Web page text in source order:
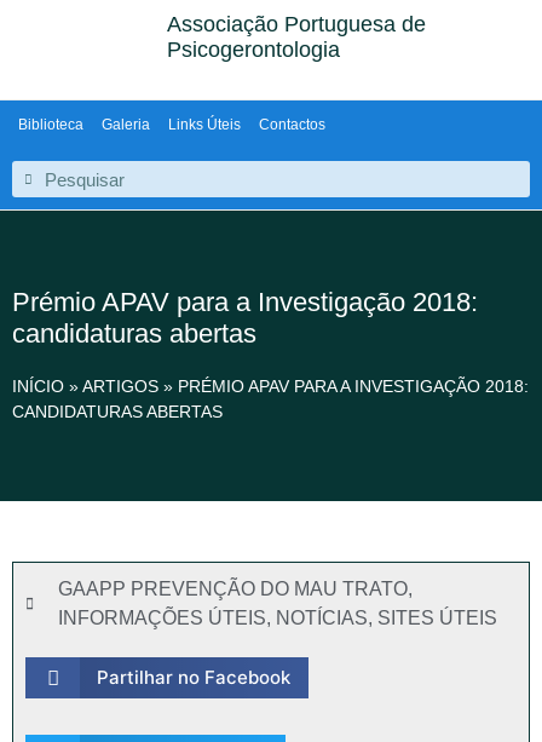
Associação Portuguesa de
Psicogerontologia
Biblioteca Galeria Links Úteis Contactos
Prémio APAV para a Investigação 2018:
candidaturas abertas
INÍCIO »ARTIGOS » PRÉMIO APAV PARA A INVESTIGAÇÃO 2018:
CANDIDATURAS ABERTAS
GAAPP PREVENÇÃO DO MAU TRATO,
INFORMAÇÕES ÚTEIS, NOTÍCIAS, SITES ÚTEIS
Partilhar no Facebook